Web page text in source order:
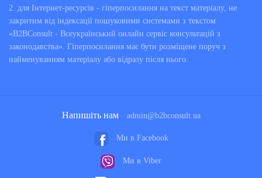
2. для Інтернет-ресурсів - гіперпосилання на текст матеріалу, не
закритим від індексації пошуковими системами з текстом
«B2BConsult - Всеукраїнський онлайн сервіс консультацій з
законодавства». Гіперпосилання має бути розміщене поруч з
найменуванням матеріалу або відразу після нього.
Напишіть нам admin@b2bconsult.ua
Ми в Facebook
Ми в Viber